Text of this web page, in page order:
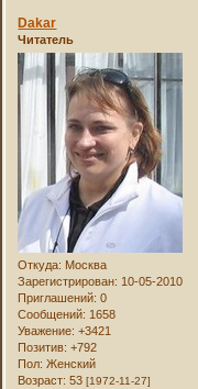
Dakar
Читатель
Откуда: Москва
Зарегистрирован: 10-05-2010
Приглашений: 0
Сообщений: 1658
Уважение: +3421
Позитив: +792
Пол: Женский
Возраст: 53[1972-11-27]